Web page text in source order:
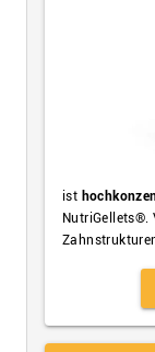
ist h
NutriGellets®.